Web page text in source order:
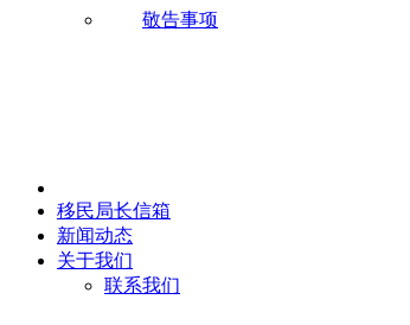
敬告事项
移民局长信箱
新闻动态
关于我们
联系我们